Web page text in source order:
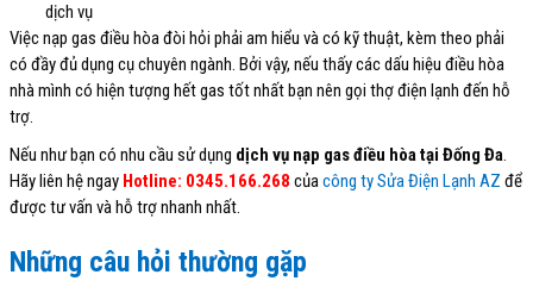
dịch vụ
Việc nạp gas điều hòa đòi hỏi phải am hiểu và có kỹ thuật, kèm theo phải
có đầy đủ dụng cụ chuyên ngành. Bởi vậy, nếu thấy các dấu hiệu điều hòa
nhà mình có hiện tượng hết gas tốt nhất bạn nên gọi thợ điện lạnh đến hỗ
trợ.
Nếu như bạn có nhu cầu sử dụng dịch vụ nạp gas điều hòa tại Đống Đa.
Hãy liên hệ ngay Hotline: 0345.166.268 củacông ty Sửa Điện Lạnh AZ để
được tư vấn và hỗ trợ nhanh nhất.
Những câu hỏi thường gặp